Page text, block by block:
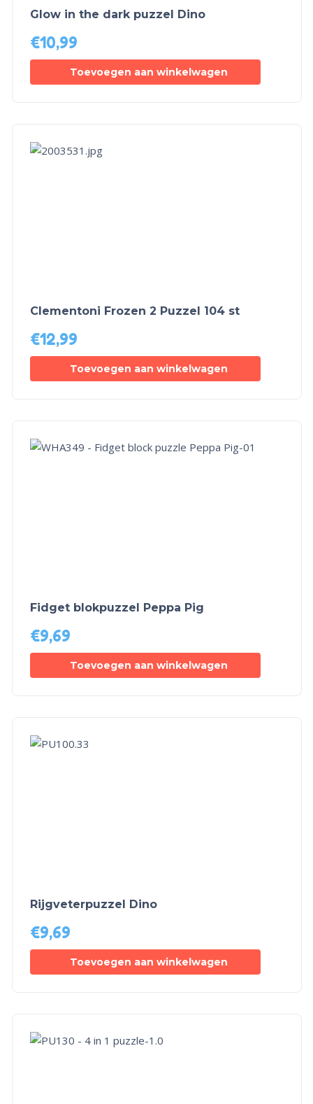
Glow in the dark puzzel Dino
€10,99
Toevoegen aan winkelwagen
Clementoni Frozen 2 Puzzel 104 st
€12,99
Toevoegen aan winkelwagen
Fidget blokpuzzel Peppa Pig
€9,69
Toevoegen aan winkelwagen
Rijgveterpuzzel Dino
€9,69
Toevoegen aan winkelwagen